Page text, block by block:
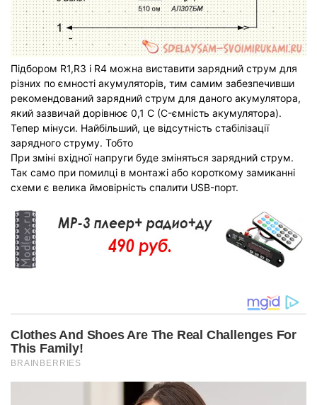
Підбором R1,R3 і R4 можна виставити зарядний струм для
різних по ємності акумуляторів, тим самим забезпечивши
рекомендований зарядний струм для даного акумулятора,
який зазвичай дорівнює 0,1 C (C-ємність акумулятора).
Тепер мінуси. Найбільший, це відсутність стабілізації
зарядного струму. Тобто
При зміні вхідної напруги буде зміняться зарядний струм.
Так само при помилці в монтажі або короткому замиканні
схеми є велика ймовірність спалити USB-порт.